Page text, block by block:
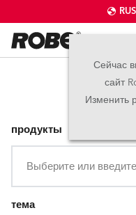
Сейчас
сайт
Изменить
продукты
Выберите или
тема